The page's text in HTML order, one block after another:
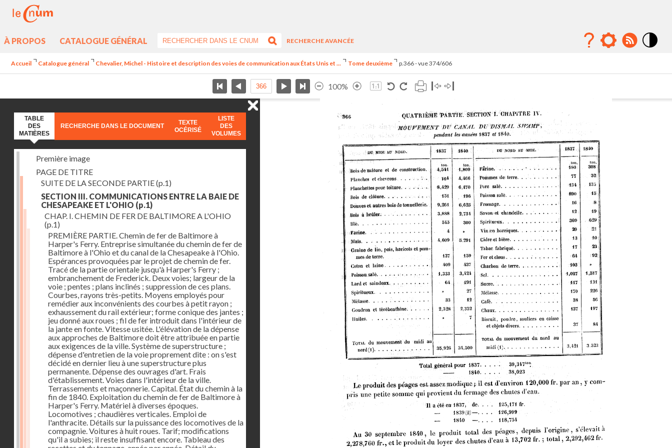
À PROPOS CATALOGUE GÉNÉRAL
RECHERCHE AVANCÉE
Accueil Catalogue général Chevalier, Michel - Histoire et description des voies de communication aux États Unis et ... Tome deuxième p.366 - vue 374/606
100%
TABLE
DES
MATIÈRES
RECHERCHE DANS LE DOCUMENT
TEXTE
OCÉRISÉ
LISTE
DES
VOLUMES
Première image
PAGE DE TITRE
SUITE DE LA SECONDE PARTIE(p.1)
SECTION III. COMMUNICATIONS ENTRE LA BAIE DE
CHESAPEAKE ET L'OHIO (p.1)
CHAP. I. CHEMIN DE FER DE BALTIMORE A L'OHIO
(p.1)
PREMIÈRE PARTIE. Chemin de fer de Baltimore à
Harper's Ferry. Entreprise simultanée du chemin de fer de
Baltimore à l'Ohio et du canal de la Chesapeake à l'Ohio.
Espérances provoquées par le projet de chemin de fer.
Tracé de la partie orientale jusqu'à Harper's Ferry ;
embranchement de Frederick. Deux voies; largeur de la
voie ; pentes ; plans inclinés ; suppression de ces plans.
Courbes, rayons très-petits. Moyens employés pour
remédier aux inconvénients des courbes à petit rayon ;
exhaussement du rail extérieur; forme conique des jantes ;
jeu donné aux roues ; fil de fer introduit dans l'intérieur de
la jante en fonte. Vitesse usitée. L'élévation de la dépense
aux approches de Baltimore doit être attribuée en partie
aux exigences de la ville. Système de superstructure ;
dépense d'entretien de la voie proprement dite : on s'est
décidé en dernier lieu à une superstructure plus
permanente. Dépense des ouvrages d'art. Frais
d'établissement. Voies dans l'intérieur de la ville.
Terrassements et maçonnerie. Capital. État du chemin à la
fin de 1840. Exploitation du chemin de fer de Baltimore à
Harper's Ferry. Matériel à diverses époques.
Locomotives ; chaudières verticales. Emploi de
l'anthracite. Détails sur la puissance des locomotives de la
compagnie. Voitures à huit roues. Tarif; modifications
qu'il a subies; il reste insuffisant encore. Tableau des